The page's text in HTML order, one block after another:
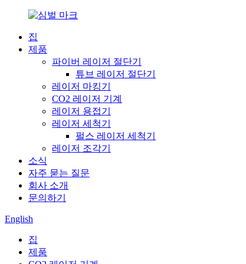
집
제품
파이버 레이저 절단기
튜브 레이저 절단기
레이저 마킹기
CO2 레이저 기계
레이저 용접기
레이저 세척기
펄스 레이저 세척기
레이저 조각기
소식
자주 묻는 질문
회사 소개
문의하기
English
집
제품